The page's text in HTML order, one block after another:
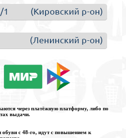
через платёжную платформу, либо по
выдачи.
с 48-го, идут с повышением к